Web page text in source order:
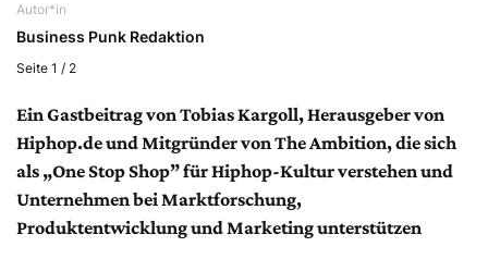
Autor*in
Business Punk Redaktion
Seite 1 / 2
Ein Gastbeitrag von Tobias Kargoll, Herausgeber von
Hiphop.de und Mitgründer von The Ambition, die sich
als „One Stop Shop” für Hiphop-Kultur verstehen und
Unternehmen bei Marktforschung,
Produktentwicklung und Marketing unterstützen